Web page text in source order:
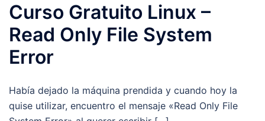
Curso Gratuito Linux –
Read Only File System
Error
Había dejado la máquina prendida y cuando hoy la
quise utilizar, encuentro el mensaje «Read Only File